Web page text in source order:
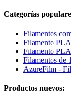
Categorías
Filamentos
Filamento
Filamento
Filamentos de
AzureFilm -
Productos nuevos: